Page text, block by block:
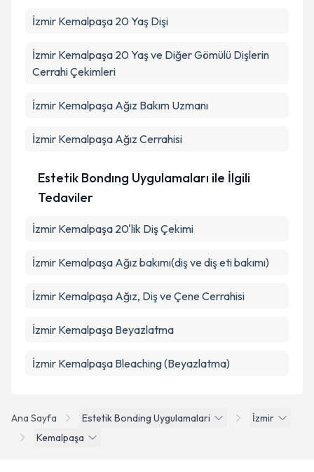
Ana Sayfa Estetik Bonding Uygulamalari
İzmir
Kemalpaşa
İzmir Kemalpaşa 20 Yaş Dişi
İzmir Kemalpaşa 20 Yaş ve Diğer Gömülü Dişlerin
Cerrahi Çekimleri
İzmir Kemalpaşa Ağız Bakım Uzmanı
İzmir Kemalpaşa Ağız Cerrahisi
Estetik Bondıng Uygulamaları ile İlgili
Tedaviler
İzmir Kemalpaşa 20'lik Diş Çekimi
İzmir Kemalpaşa Ağız bakımı(diş ve diş eti bakımı)
İzmir Kemalpaşa Ağız, Diş ve Çene Cerrahisi
İzmir Kemalpaşa Beyazlatma
İzmir Kemalpaşa Bleaching (Beyazlatma)